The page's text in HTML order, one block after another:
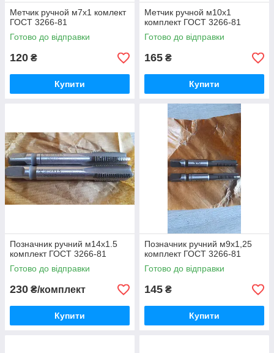
Метчик ручной м7х1 комлект
ГОСТ 3266-81
Готово до відправки
120 ₴
Купити
Метчик ручной м10х1
комплект ГОСТ 3266-81
Готово до відправки
165 ₴
Купити
Позначник ручний м14х1.5
комплект ГОСТ 3266-81
Готово до відправки
230 ₴/комплект
Купити
Позначник ручний м9х1,25
комплект ГОСТ 3266-81
Готово до відправки
145 ₴
Купити